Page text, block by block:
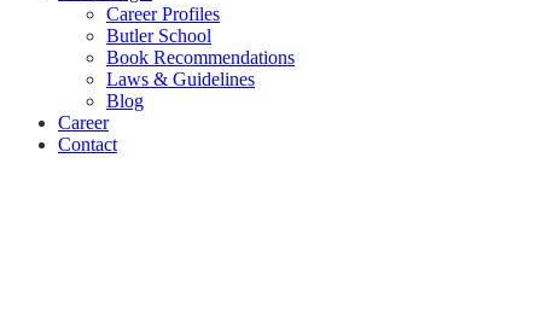
Career Profiles
Butler School
Book Recommendations
Laws & Guidelines
Blog
Career
Contact